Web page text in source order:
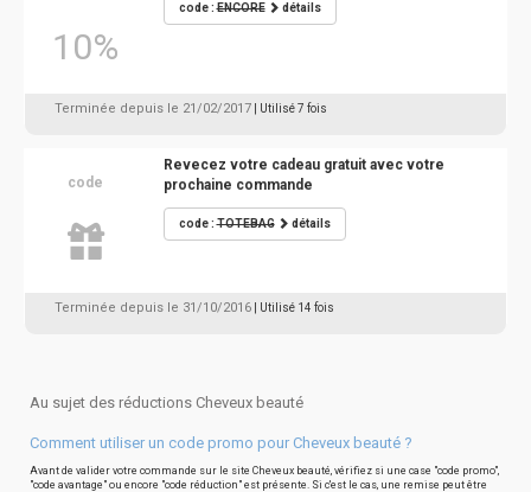
10%
code :ENCORE détails
Terminée depuis le 21/02/2017 | Utilisé 7 fois
code
Revecez votre cadeau gratuit avec votre
prochaine commande
code :TOTEBAG détails
Terminée depuis le 31/10/2016 | Utilisé 14 fois
Au sujet des réductions Cheveux beauté
Comment utiliser un code promo pour Cheveux beauté ?
Avant de valider votre commande sur le site Cheveux beauté, vérifiez si une case "code promo",
"code avantage" ou encore "code réduction" est présente. Si c'est le cas, une remise peut être